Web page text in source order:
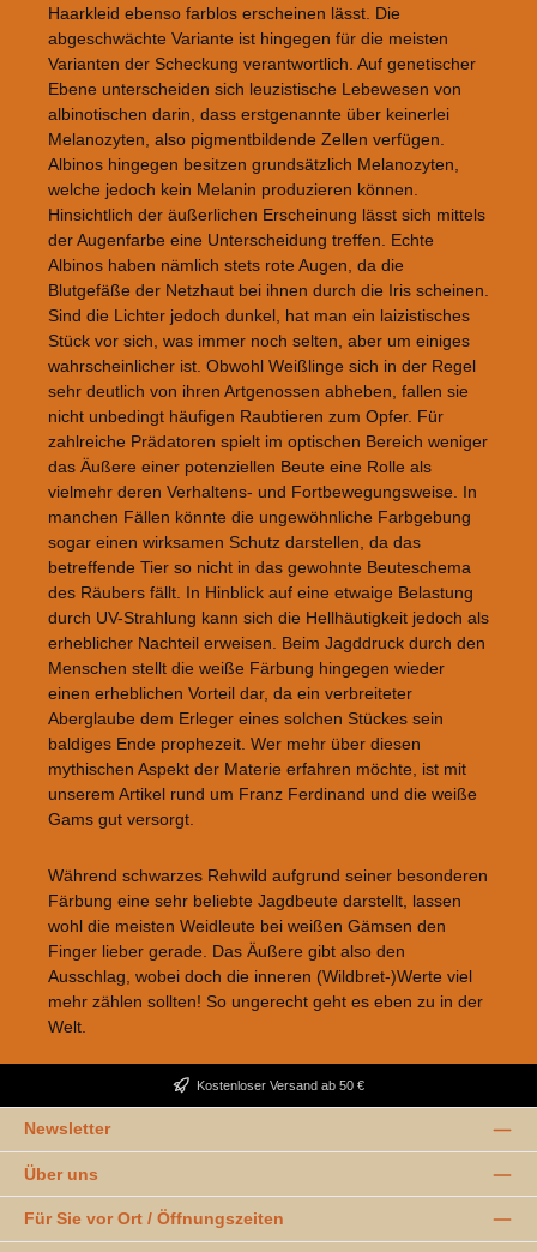
Haarkleid ebenso farblos erscheinen lässt. Die
abgeschwächte Variante ist hingegen für die meisten
Varianten der Scheckung verantwortlich. Auf genetischer
Ebene unterscheiden sich leuzistische Lebewesen von
albinotischen darin, dass erstgenannte über keinerlei
Melanozyten, also pigmentbildende Zellen verfügen.
Albinos hingegen besitzen grundsätzlich Melanozyten,
welche jedoch kein Melanin produzieren können.
Hinsichtlich der äußerlichen Erscheinung lässt sich mittels
der Augenfarbe eine Unterscheidung treffen. Echte
Albinos haben nämlich stets rote Augen, da die
Blutgefäße der Netzhaut bei ihnen durch die Iris scheinen.
Sind die Lichter jedoch dunkel, hat man ein laizistisches
Stück vor sich, was immer noch selten, aber um einiges
wahrscheinlicher ist. Obwohl Weißlinge sich in der Regel
sehr deutlich von ihren Artgenossen abheben, fallen sie
nicht unbedingt häufigen Raubtieren zum Opfer. Für
zahlreiche Prädatoren spielt im optischen Bereich weniger
das Äußere einer potenziellen Beute eine Rolle als
vielmehr deren Verhaltens- und Fortbewegungsweise. In
manchen Fällen könnte die ungewöhnliche Farbgebung
sogar einen wirksamen Schutz darstellen, da das
betreffende Tier so nicht in das gewohnte Beuteschema
des Räubers fällt. In Hinblick auf eine etwaige Belastung
durch UV-Strahlung kann sich die Hellhäutigkeit jedoch als
erheblicher Nachteil erweisen. Beim Jagddruck durch den
Menschen stellt die weiße Färbung hingegen wieder
einen erheblichen Vorteil dar, da ein verbreiteter
Aberglaube dem Erleger eines solchen Stückes sein
baldiges Ende prophezeit. Wer mehr über diesen
mythischen Aspekt der Materie erfahren möchte, ist mit
unserem Artikel rund um Franz Ferdinand und die weiße
Gams gut versorgt.
Während schwarzes Rehwild aufgrund seiner besonderen
Färbung eine sehr beliebte Jagdbeute darstellt, lassen
wohl die meisten Weidleute bei weißen Gämsen den
Finger lieber gerade. Das Äußere gibt also den
Ausschlag, wobei doch die inneren (Wildbret-)Werte viel
mehr zählen sollten! So ungerecht geht es eben zu in der
Welt.
Kostenloser Versand ab 50 €
Newsletter
Über uns
Für Sie vor Ort / Öffnungszeiten